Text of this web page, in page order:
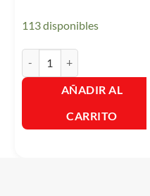
113 disponibles
AÑADIR AL
CARRITO